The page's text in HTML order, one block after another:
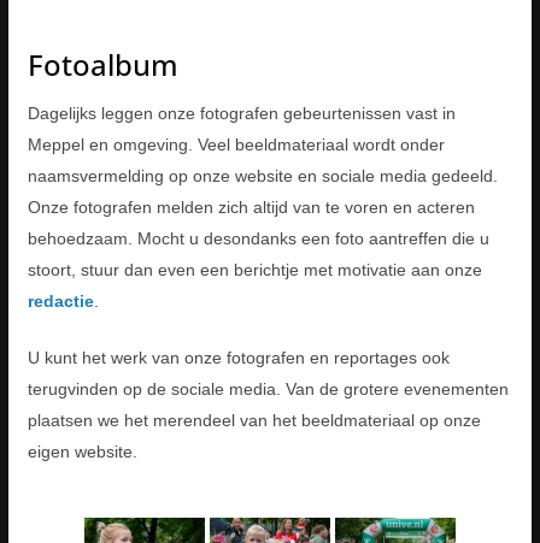
Fotoalbum
Dagelijks leggen onze fotografen gebeurtenissen vast in
Meppel en omgeving. Veel beeldmateriaal wordt onder
naamsvermelding op onze website en sociale media gedeeld.
Onze fotografen melden zich altijd van te voren en acteren
behoedzaam. Mocht u desondanks een foto aantreffen die u
stoort, stuur dan even een berichtje met motivatie aan onze
redactie.
U kunt het werk van onze fotografen en reportages ook
terugvinden op de sociale media. Van de grotere evenementen
plaatsen we het merendeel van het beeldmateriaal op onze
eigen website.